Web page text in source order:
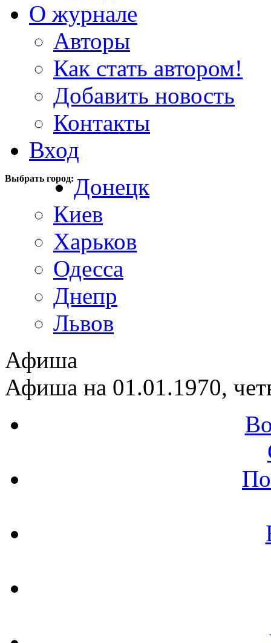
О журнале
Авторы
Как стать автором!
Добавить новость
Контакты
Вход
Выбрать город:Донецк
Киев
Харьков
Одесса
Днепр
Львов
Афиша
Афиша на 01.01.1970,